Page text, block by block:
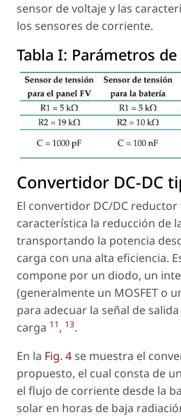
sensor de voltaje y las
los sensores de corriente.
Tabla I: Parámetros
Convertidor DC-DC
El convertidor DC/DC
característica la reducción de
transportando la potencia
carga con una alta eficiencia.
compone por un diodo, un
(generalmente un MOSFET o
para adecuar la señal de
carga 11, 13.
En la Fig. 4se muestra el
propuesto, el cual consta de
el flujo de corriente desde la
solar en horas de baja